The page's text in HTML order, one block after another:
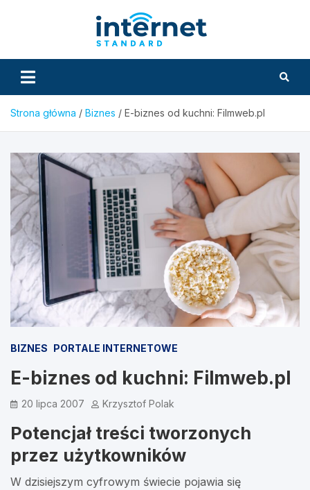
Strona główna Biznes E-biznes od kuchni: Filmweb.pl
BIZNES PORTALE INTERNETOWE
E-biznes od kuchni: Filmweb.pl
20 lipca 2007 Krzysztof Polak
Potencjał treści tworzonych
przez użytkowników
W dzisiejszym cyfrowym świecie pojawia się